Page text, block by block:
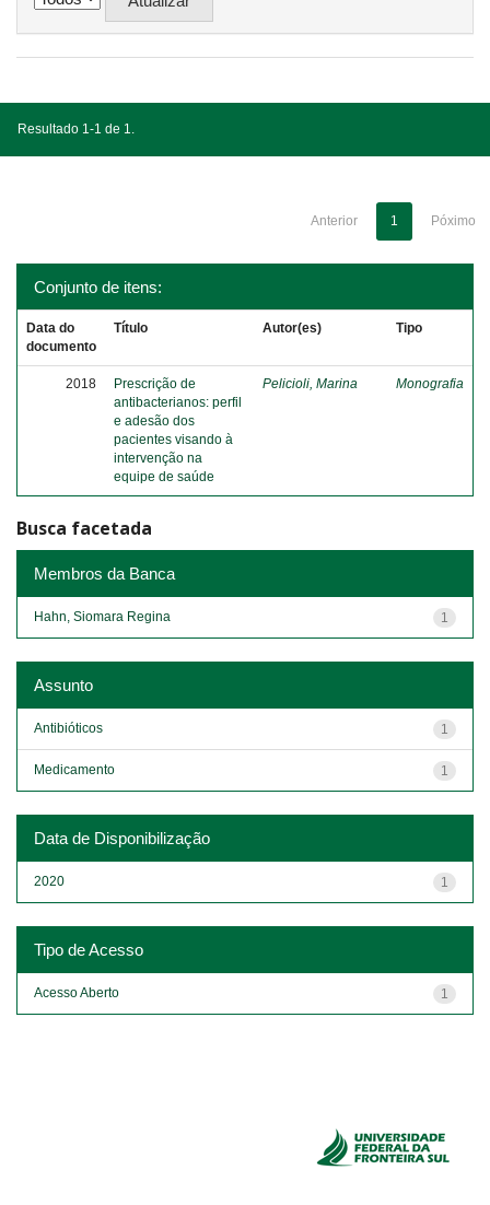
Resultado 1-1 de 1.
Anterior 1 Póximo
Conjunto de itens:
Data do
documento
Título Autor(es) Tipo
2018
Prescrição de
antibacterianos: perfil
e adesão dos
pacientes visando à
intervenção na
equipe de saúde
Pelicioli, Marina Monografia
Busca facetada
Membros da Banca
1
Hahn, Siomara Regina
Assunto
1
Antibióticos
1
Medicamento
Data de Disponibilização
1
2020
Tipo de Acesso
1
Acesso Aberto